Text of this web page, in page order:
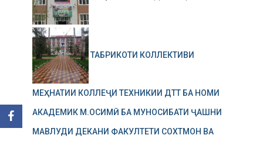
ТАБРИКОТИ КОЛЛЕКТИВИ
МЕҲНАТИИ КОЛЛЕҶИ ТЕХНИКИИ ДТТ БА НОМИ
АКАДЕМИК М.ОСИМӢ БА МУНОСИБАТИ ҶАШНИ
МАВЛУДИ ДЕКАНИ ФАКУЛТЕТИ СОХТМОН ВА